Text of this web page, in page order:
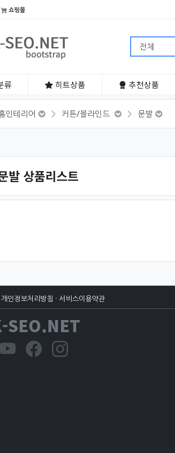
쇼핑몰
류 히트상품 추천상품
인테리어 커튼/블라인드 문발
발 상품리스트
개인정보처리방침 · 서비스이용약관
SEO.NET